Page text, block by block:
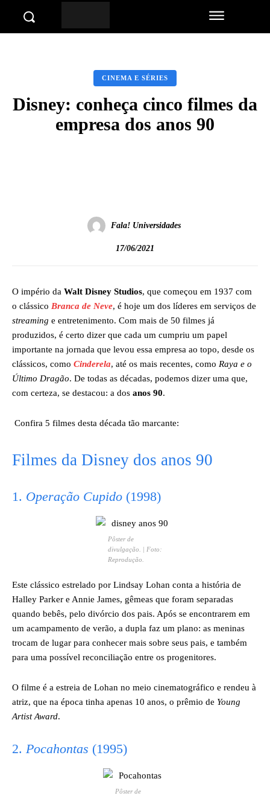
CINEMA E SÉRIES
Disney: conheça cinco filmes da
empresa dos anos 90
Fala! Universidades
17/06/2021
O império da Walt Disney Studios, que começou em 1937 com
o clássico Branca de Neve, é hoje um dos líderes em serviços de
streaming e entretenimento. Com mais de 50 filmes já
produzidos, é certo dizer que cada um cumpriu um papel
importante na jornada que levou essa empresa ao topo, desde os
clássicos, como Cinderela, até os mais recentes, como Raya e o
Último Dragão. De todas as décadas, podemos dizer uma que,
com certeza, se destacou: a dos anos 90.
Confira 5 filmes desta década tão marcante:
Filmes da Disney dos anos 90
1. Operação Cupido (1998)
Pôster de
divulgação. | Foto:
Reprodução.
Este clássico estrelado por Lindsay Lohan conta a história de
Halley Parker e Annie James, gêmeas que foram separadas
quando bebês, pelo divórcio dos pais. Após se encontrarem em
um acampamento de verão, a dupla faz um plano: as meninas
trocam de lugar para conhecer mais sobre seus pais, e também
para uma possível reconciliação entre os progenitores.
O filme é a estreia de Lohan no meio cinematográfico e rendeu à
atriz, que na época tinha apenas 10 anos, o prêmio de Young
Artist Award.
2. Pocahontas (1995)
Pôster de